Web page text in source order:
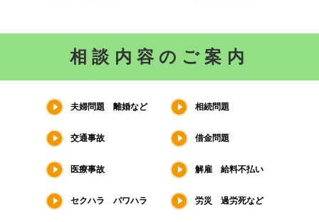
相談内容のご案内
夫婦問題 離婚など 相続問題
交通事故 借金問題
医療事故 解雇 給料不払い
セクハラ パワハラ 労災 過労死など